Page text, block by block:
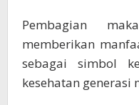
Pembagian
memberikan
sebagai simbol
kesehatan generasi